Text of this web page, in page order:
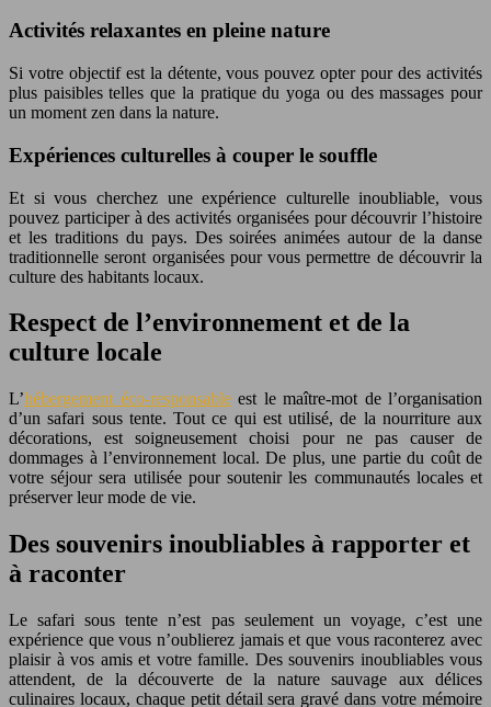
Activités relaxantes en pleine nature
Si votre objectif est la détente, vous pouvez opter pour des activités
plus paisibles telles que la pratique du yoga ou des massages pour
un moment zen dans la nature.
Expériences culturelles à couper le souffle
Et si vous cherchez une expérience culturelle inoubliable, vous
pouvez participer à des activités organisées pour découvrir l’histoire
et les traditions du pays. Des soirées animées autour de la danse
traditionnelle seront organisées pour vous permettre de découvrir la
culture des habitants locaux.
Respect de l’environnement et de la
culture locale
L’hébergement éco-responsableest le maître-mot de l’organisation
d’un safari sous tente. Tout ce qui est utilisé, de la nourriture aux
décorations, est soigneusement choisi pour ne pas causer de
dommages à l’environnement local. De plus, une partie du coût de
votre séjour sera utilisée pour soutenir les communautés locales et
préserver leur mode de vie.
Des souvenirs inoubliables à rapporter et
à raconter
Le safari sous tente n’est pas seulement un voyage, c’est une
expérience que vous n’oublierez jamais et que vous raconterez avec
plaisir à vos amis et votre famille. Des souvenirs inoubliables vous
attendent, de la découverte de la nature sauvage aux délices
culinaires locaux, chaque petit détail sera gravé dans votre mémoire